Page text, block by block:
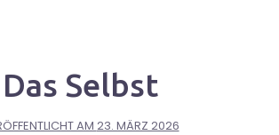
Das Selbst
AM 23. MÄRZ 2026